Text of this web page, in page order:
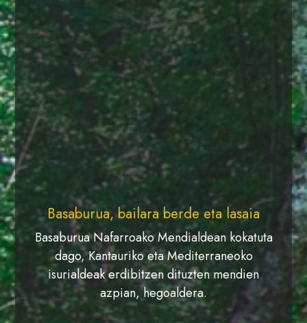
Basaburua, bailara berde eta lasaia
Basaburua Nafarroako Mendialdean kokatuta
dago, Kantauriko eta Mediterraneoko
isurialdeak erdibitzen dituzten mendien
azpian, hegoaldera.